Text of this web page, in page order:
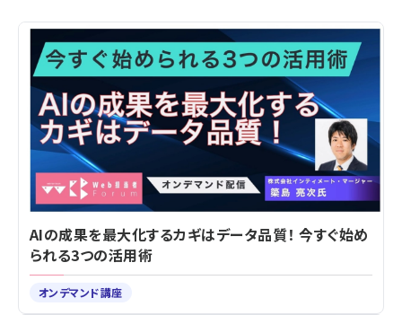
AIの成果を最大化するカギはデータ品質！ 今すぐ始め
られる3つの活用術
オンデマンド講座